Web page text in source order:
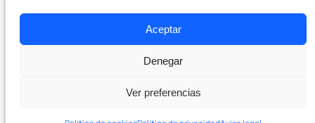
Aceptar
Denegar
Ver preferencias
Política de privacidadTérminos y Condiciones